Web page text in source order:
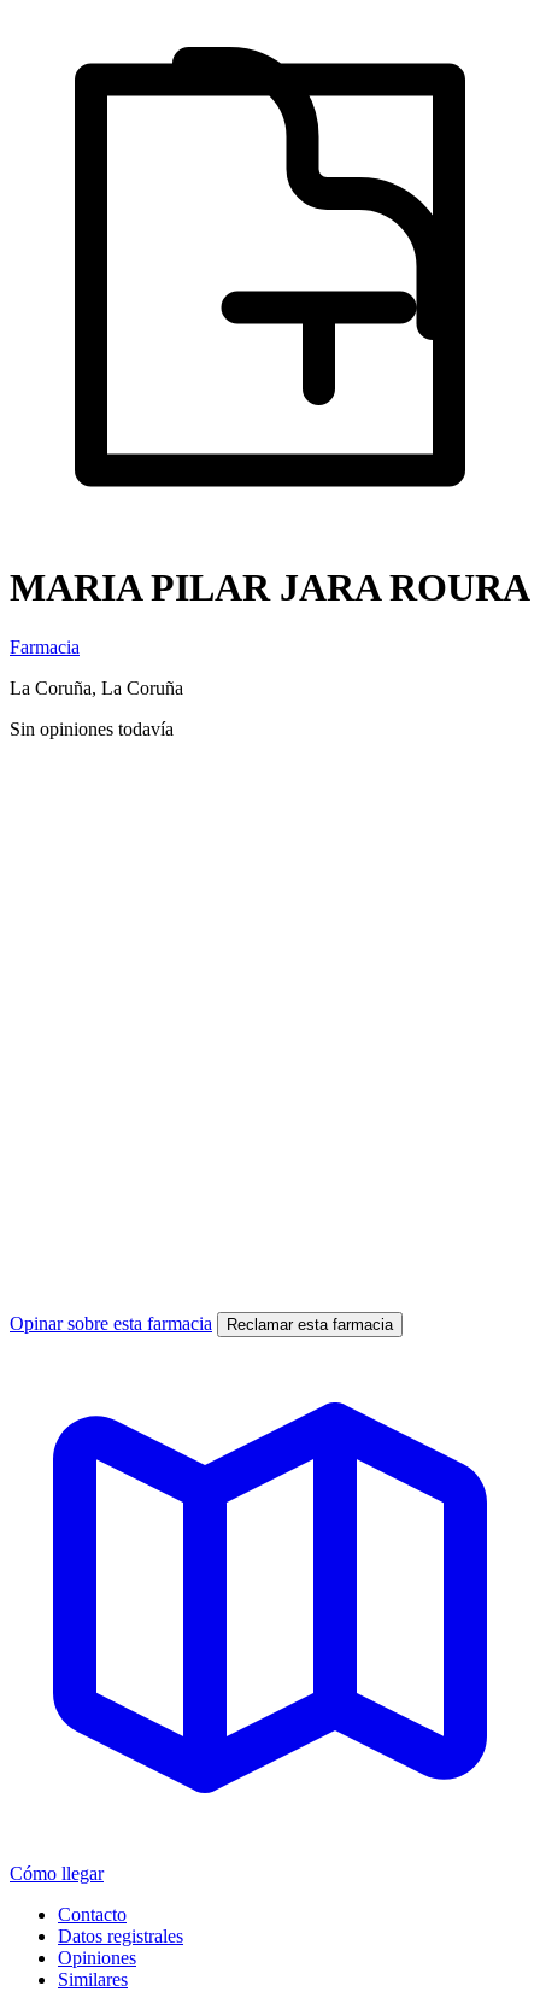
MARIA PILAR JARA ROURA
Farmacia
La Coruña, La Coruña
Sin opiniones todavía
Opinar sobre esta farmacia Reclamar esta farmacia
Cómo llegar
Contacto
Datos registrales
Opiniones
Similares